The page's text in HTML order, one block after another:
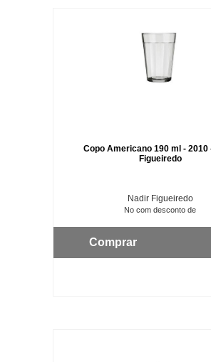
Copo Americano 190 ml - 2010
Figueiredo
Nadir Figueiredo
No com desconto de
Comprar